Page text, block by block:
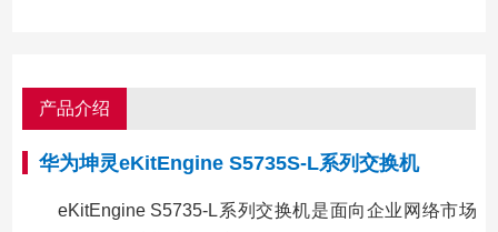
产品介绍
华为坤灵eKitEngine S5735S-L系列交换机
eKitEngine S5735-L系列交换机是面向企业网络市场